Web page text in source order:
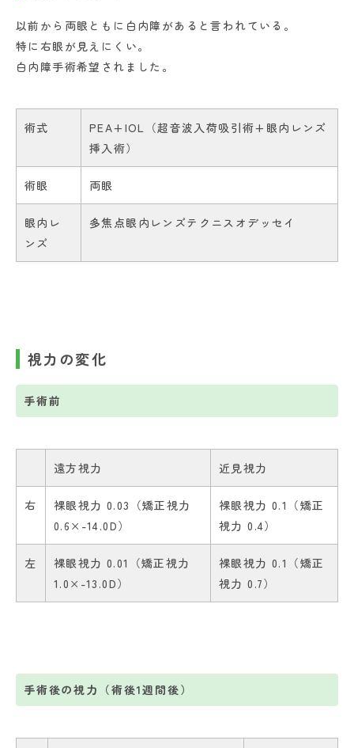
以前から両眼ともに白内障があると言われている。
特に右眼が見えにくい。
白内障手術希望されました。
術式
PEA+IOL（超音波入荷吸引術+眼内レンズ
挿入術）
術眼 両眼
眼内レ
ンズ
多焦点眼内レンズテクニスオデッセイ
視力の変化
手術前
遠方視力 近見視力
右
裸眼視力 0.03（矯正視力
0.6×-14.0D）
裸眼視力 0.1（矯正
視力 0.4）
左
裸眼視力 0.01（矯正視力
1.0×-13.0D）
裸眼視力 0.1（矯正
視力 0.7）
手術後の視力（術後1週間後）